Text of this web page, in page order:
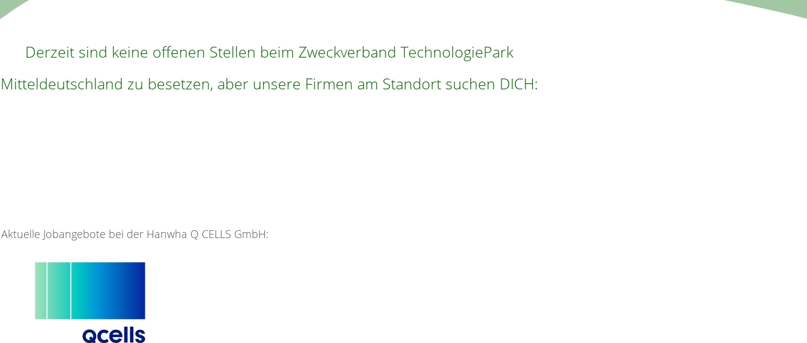
Derzeit sind keine offenen Stellen beim Zweckverband TechnologiePark
Mitteldeutschland zu besetzen, aber unsere Firmen am Standort suchen DICH:
Aktuelle Jobangebote bei der Hanwha Q CELLS GmbH: